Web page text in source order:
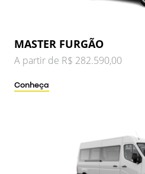
MASTER FURGÃO
A partir de R$ 282.590,00
Conheça